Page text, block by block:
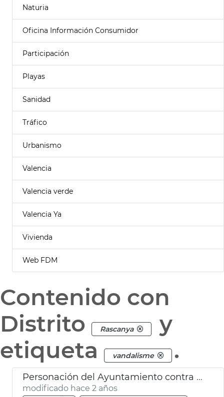
Naturia
Oficina Información Consumidor
Participación
Playas
Sanidad
Tráfico
Urbanismo
Valencia
Valencia verde
Valencia Ya
Vivienda
Web FDM
Contenido con
Distrito
Rascanya
y
etiqueta
vandalisme .
Personación del Ayuntamiento contra el vandalismo en Orriols
modificado hace 2 años